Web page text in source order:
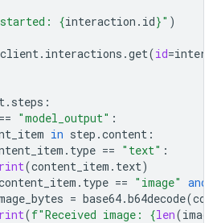
started: {interaction . id}" )
client. interactions .get(id=
. steps :
== "model_output" :
in step .content :
. type == "text" :
(content_item . text)
. type == "image" and
= base64.b64decode(
(f"Received image: {len(